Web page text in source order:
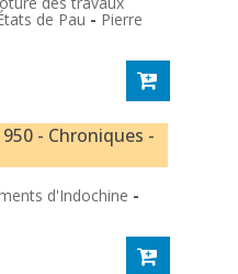
de Pau - Pierre
- Chroniques -
d'Indochine -